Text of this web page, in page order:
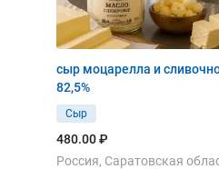
сыр моцарелла и
82,5%
Сыр
480.00 ₽
Россия, Саратовская